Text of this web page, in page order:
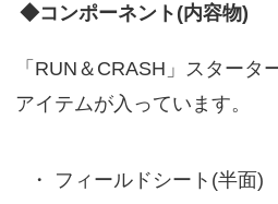
◆コンポーネント(内容物)
「RUN＆CRASH」スタータ
アイテムが入っています。
フィールドシート(半面)